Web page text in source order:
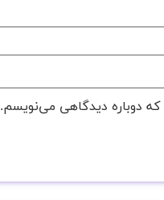
که دوباره دیدگاهی می‌نویسم.